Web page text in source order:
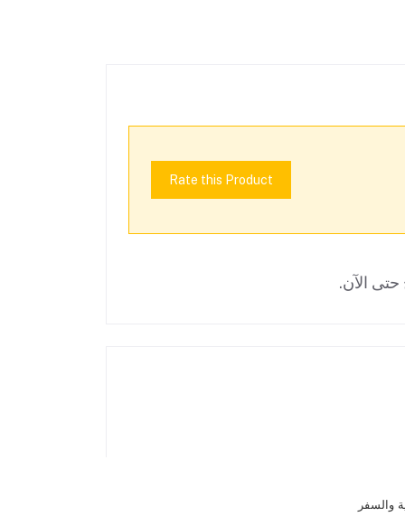
Rate this Product
حتى الآن.
والسفر